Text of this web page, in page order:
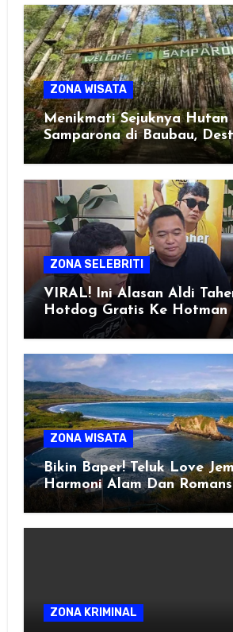
ZONA WISATA
Menikmati Sejuknya Hutan
Samparona di Baubau,
Healing Favorit!
ZONA SELEBRITI
VIRAL! Ini Alasan Aldi
Hotdog Gratis Ke Hotman
ZONA WISATA
Bikin Baper! Teluk Love
Harmoni Alam Dan
Selatan Jawa
ZONA KRIMINAL